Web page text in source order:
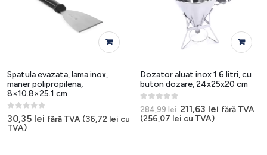
Spatula evazata, lama inox,
maner polipropilena,
8×10.8×25.1 cm
0out of 5
30,35 lei fără TVA (36,72 lei cu
TVA)
Dozator aluat inox 1.6 litri, cu
buton dozare, 24x25x20 cm
0out of 5
284,99lei Prețul
inițial
211,63 lei Prețul
fără TVA
(256,07 lei cu TVA)